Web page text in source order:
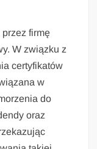
firmę
W związku z
certyfikatów
w
do
oraz